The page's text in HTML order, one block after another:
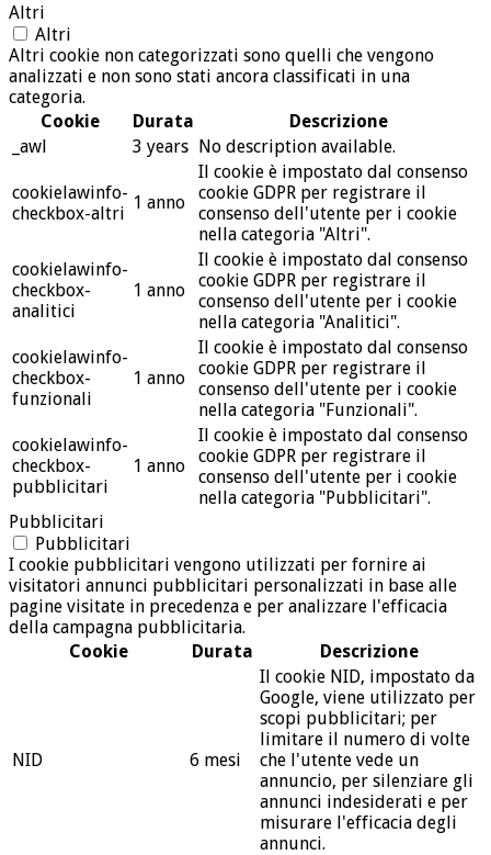
Altri
Altri
Altri cookie non categorizzati sono quelli che vengono
analizzati e non sono stati ancora classificati in una
categoria.
Cookie
Durata
Descrizione
_awl
3 years No description available.
cookielawinfo-
checkbox-altri
1 anno
Il cookie è impostato dal consenso
cookie GDPR per registrare il
consenso dell'utente per i cookie
nella categoria "Altri".
cookielawinfo-
checkbox-
analitici
1 anno
Il cookie è impostato dal consenso
cookie GDPR per registrare il
consenso dell'utente per i cookie
nella categoria "Analitici".
cookielawinfo-
checkbox-
funzionali
1 anno
Il cookie è impostato dal consenso
cookie GDPR per registrare il
consenso dell'utente per i cookie
nella categoria "Funzionali".
cookielawinfo-
checkbox-
pubblicitari
1 anno
Il cookie è impostato dal consenso
cookie GDPR per registrare il
consenso dell'utente per i cookie
nella categoria "Pubblicitari".
Pubblicitari
Pubblicitari
I cookie pubblicitari vengono utilizzati per fornire ai
visitatori annunci pubblicitari personalizzati in base alle
pagine visitate in precedenza e per analizzare l'efficacia
della campagna pubblicitaria.
Cookie
Durata Descrizione
NID 6 mesi
Il cookie NID, impostato da
Google, viene utilizzato per
scopi pubblicitari; per
limitare il numero di volte
che l'utente vede un
annuncio, per silenziare gli
annunci indesiderati e per
misurare l'efficacia degli
annunci.